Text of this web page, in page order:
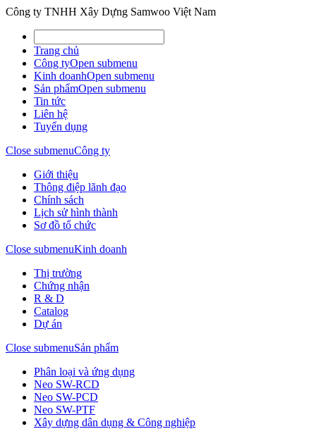
Công ty TNHH Xây Dựng Samwoo Việt Nam
Trang chủ
Công tyOpen submenu
Kinh doanhOpen submenu
Sản phẩmOpen submenu
Tin tức
Liên hệ
Tuyển dụng
Close submenuCông ty
Giới thiệu
Thông điệp lãnh đạo
Chính sách
Lịch sử hình thành
Sơ đồ tổ chức
Close submenuKinh doanh
Thị trường
Chứng nhận
R & D
Catalog
Dự án
Close submenuSản phẩm
Phân loại và ứng dụng
Neo SW-RCD
Neo SW-PCD
Neo SW-PTF
Xây dựng dân dụng & Công nghiệp